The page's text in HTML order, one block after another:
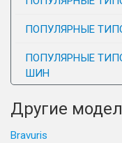
ПОПУЛЯРНЫЕ
ПОПУЛЯРНЫЕ
ШИН
Другие
Bravuris